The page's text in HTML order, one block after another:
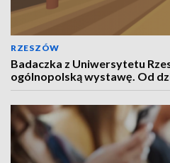
RZESZÓW
Badaczka z Uniwersytetu
ogólnopolską wystawę. Od